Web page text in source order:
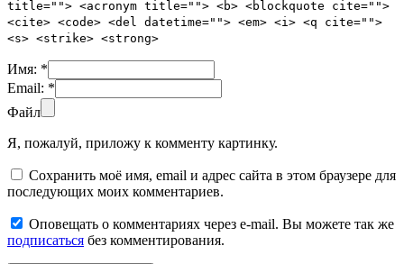
title=""> <acronym title=""> <b> <blockquote cite="">
<cite> <code> <del datetime=""> <em> <i> <q cite="">
<s> <strike> <strong>
Имя: *
Email: *
Файл
Я, пожалуй, приложу к комменту картинку.
Сохранить моё имя, email и адрес сайта в этом браузере для
последующих моих комментариев.
Оповещать о комментариях через e-mail. Вы можете так же
подписаться без комментирования.